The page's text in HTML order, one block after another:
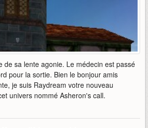
de sa lente agonie. Le médecin est passé
pour la sortie. Bien le bonjour amis
je suis Raydream votre nouveau
univers nommé Asheron's call.